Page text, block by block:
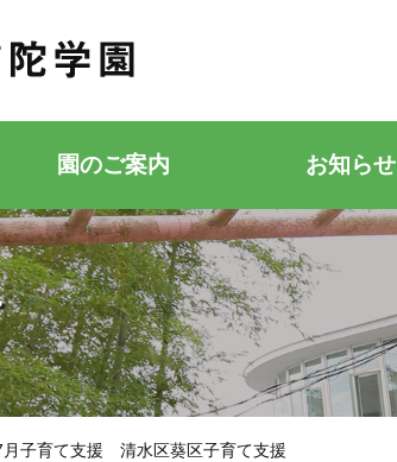
園のご案内
若竹幼稚園
若竹こどもの森
お知らせ
月子育て支援 清水区葵区子育て支援